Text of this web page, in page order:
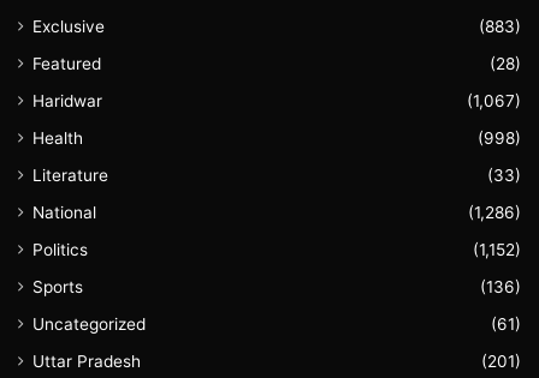
Exclusive
(883)
Featured
(28)
Haridwar
(1,067)
Health
(998)
Literature
(33)
National
(1,286)
Politics
(1,152)
Sports
(136)
Uncategorized
(61)
Uttar Pradesh
(201)